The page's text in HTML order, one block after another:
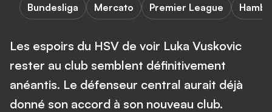
Bundesliga Mercato Premier League
Les espoirs du HSV de voir Luka Vuskovic
rester au club semblent définitivement
anéantis. Le défenseur central aurait déjà
donné son accord à son nouveau club.